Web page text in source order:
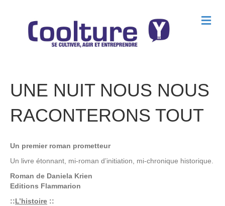
M
e
UNE NUIT NOUS NOUS
RACONTERONS TOUT
Un premier roman prometteur
Un livre étonnant, mi-roman d’initiation, mi-chronique historique.
Roman de Daniela Krien
Editions Flammarion
::L’histoire ::